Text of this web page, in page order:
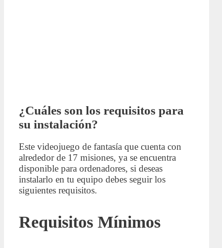
¿Cuáles son los requisitos para
su instalación?
Este videojuego de fantasía que cuenta con
alrededor de 17 misiones, ya se encuentra
disponible para ordenadores, si deseas
instalarlo en tu equipo debes seguir los
siguientes requisitos.
Requisitos Mínimos